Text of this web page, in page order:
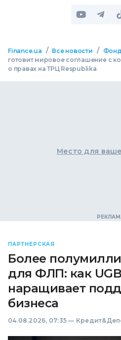
Finance.ua / Все новости /
готовит мировое соглашение с
о правах на ТРЦ Respublika
Место для
ПАРТНЕРСКАЯ
Более
для ФЛП: как
наращивает
бизнеса
04.08.2026, 07:35 —